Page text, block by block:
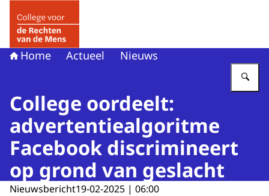
Home Actueel Nieuws
College oordeelt:
advertentiealgoritme
Facebook discrimineert
op grond van geslacht
Nieuwsbericht19-02-2025 | 06:00